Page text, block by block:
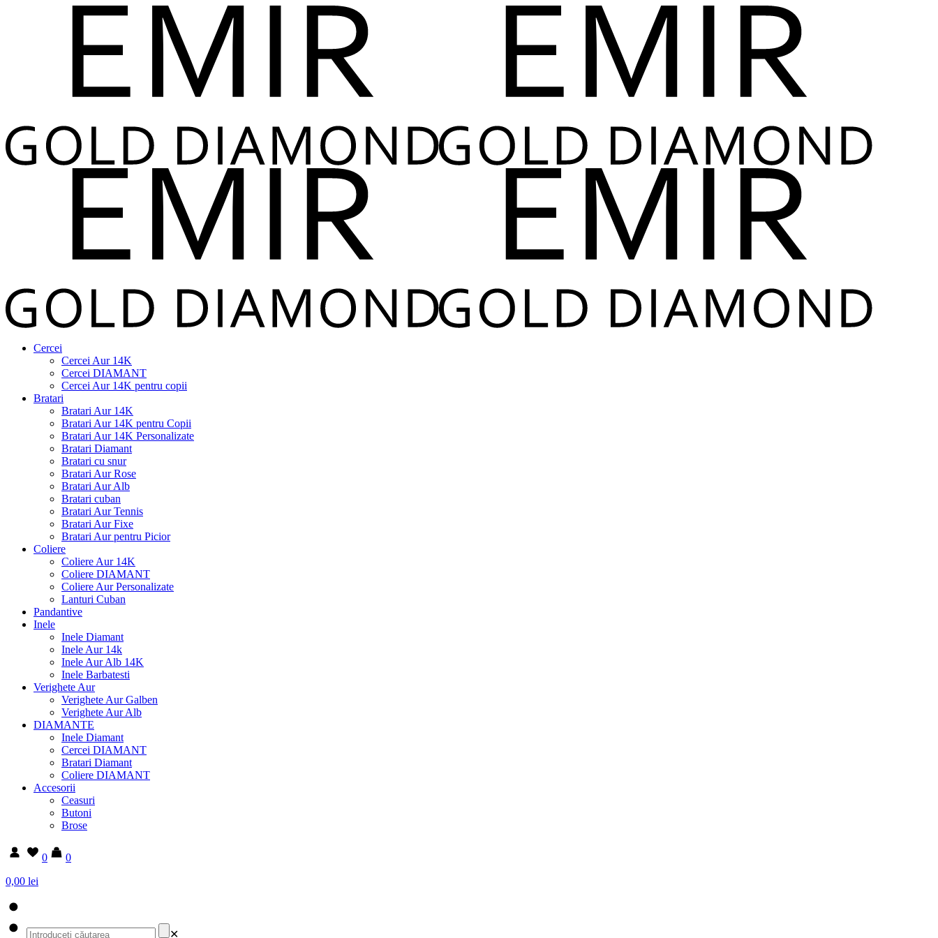
Cercei
Cercei Aur 14K
Cercei DIAMANT
Cercei Aur 14K pentru copii
Bratari
Bratari Aur 14K
Bratari Aur 14K pentru Copii
Bratari Aur 14K Personalizate
Bratari Diamant
Bratari cu snur
Bratari Aur Rose
Bratari Aur Alb
Bratari cuban
Bratari Aur Tennis
Bratari Aur Fixe
Bratari Aur pentru Picior
Coliere
Coliere Aur 14K
Coliere DIAMANT
Coliere Aur Personalizate
Lanturi Cuban
Pandantive
Inele
Inele Diamant
Inele Aur 14k
Inele Aur Alb 14K
Inele Barbatesti
Verighete Aur
Verighete Aur Galben
Verighete Aur Alb
DIAMANTE
Inele Diamant
Cercei DIAMANT
Bratari Diamant
Coliere DIAMANT
Accesorii
Ceasuri
Butoni
Brose
0
0
0,00 lei
✕